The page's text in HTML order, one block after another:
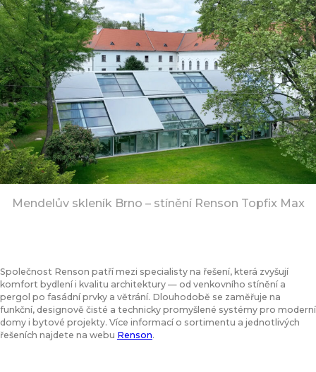
Mendelův skleník Brno – stínění Renson Topfix Max
Společnost Renson patří mezi specialisty na řešení, která zvyšují
komfort bydlení i kvalitu architektury — od venkovního stínění a
pergol po fasádní prvky a větrání. Dlouhodobě se zaměřuje na
funkční, designově čisté a technicky promyšlené systémy pro moderní
domy i bytové projekty. Více informací o sortimentu a jednotlivých
řešeních najdete na webu Renson.